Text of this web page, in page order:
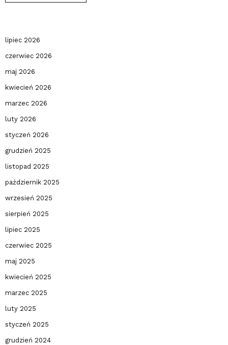
lipiec 2026
czerwiec 2026
maj 2026
kwiecień 2026
marzec 2026
luty 2026
styczeń 2026
grudzień 2025
listopad 2025
październik 2025
wrzesień 2025
sierpień 2025
lipiec 2025
czerwiec 2025
maj 2025
kwiecień 2025
marzec 2025
luty 2025
styczeń 2025
grudzień 2024